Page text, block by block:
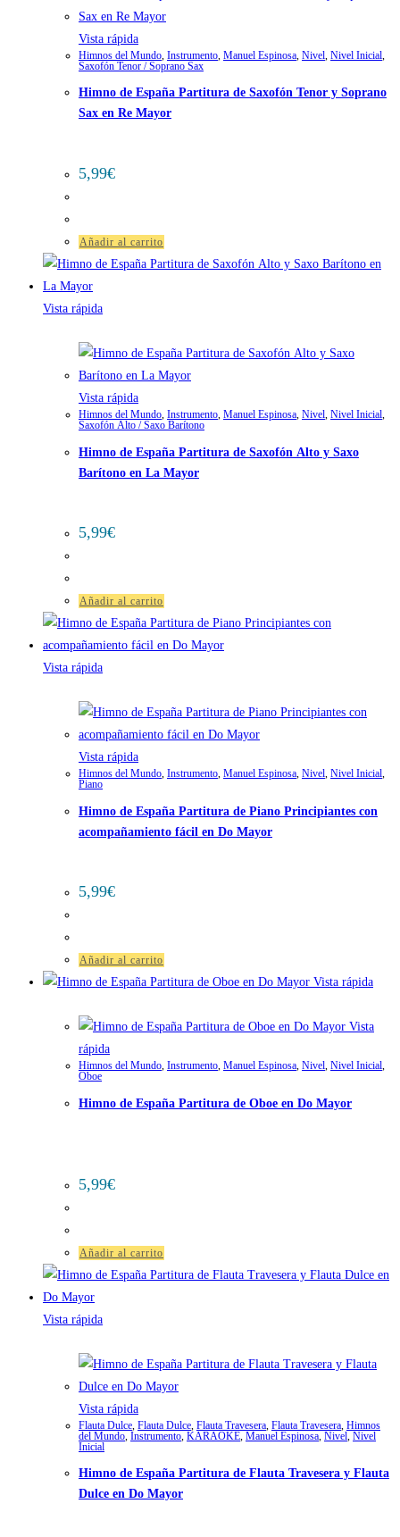
Vista rápida
Himnos del Mundo Instrumento Manuel Espinosa Nivel Nivel Inicial
Saxofón Tenor / Soprano Sax
Himno de España Partitura de Saxofón Tenor y Soprano
Sax en Re Mayor
5,99€
Añadir al carrito
Vista rápida
Vista rápida
Himnos del Mundo, Instrumento, Manuel Espinosa, Nivel, Nivel Inicial,
Saxofón Alto / Saxo Barítono
Himno de España Partitura de Saxofón Alto y Saxo
Barítono en La Mayor
5,99€
Añadir al carrito
Vista rápida
Vista rápida
Himnos del Mundo, Instrumento, Manuel Espinosa, Nivel, Nivel Inicial,
Piano
Himno de España Partitura de Piano Principiantes con
acompañamiento fácil en Do Mayor
5,99€
Añadir al carrito
Vista rápida
Vista
rápida
Himnos del Mundo, Instrumento, Manuel Espinosa, Nivel, Nivel Inicial,
Oboe
Himno de España Partitura de Oboe en Do Mayor
5,99€
Añadir al carrito
Vista rápida
Vista rápida
Flauta Dulce Flauta Dulce Flauta Travesera Flauta Travesera Himnos
del Mundo Instrumento KARAOKE Manuel Espinosa Nivel Nivel
Inicial
Himno de España Partitura de Flauta Travesera y Flauta
Dulce en Do Mayor